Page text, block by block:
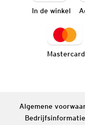
In de winkel
Mastercard
Algemene
Bedrijfsinformatie